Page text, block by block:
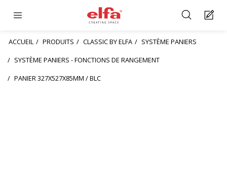
ACCUEIL PRODUITS CLASSIC BY ELFA
SYSTÈME PANIERS
SYSTÈME PANIERS - FONCTIONS DE RANGEMENT
PANIER 327X527X85MM / BLC